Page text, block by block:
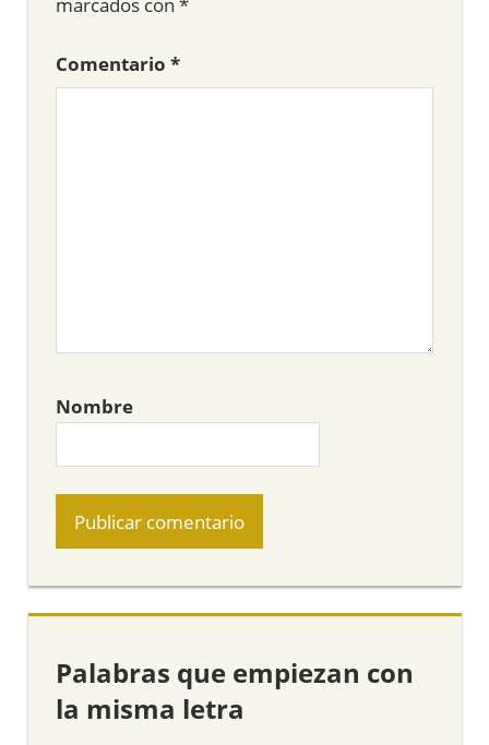
Comentario *
Nombre
Palabras que empiezan con
la misma letra